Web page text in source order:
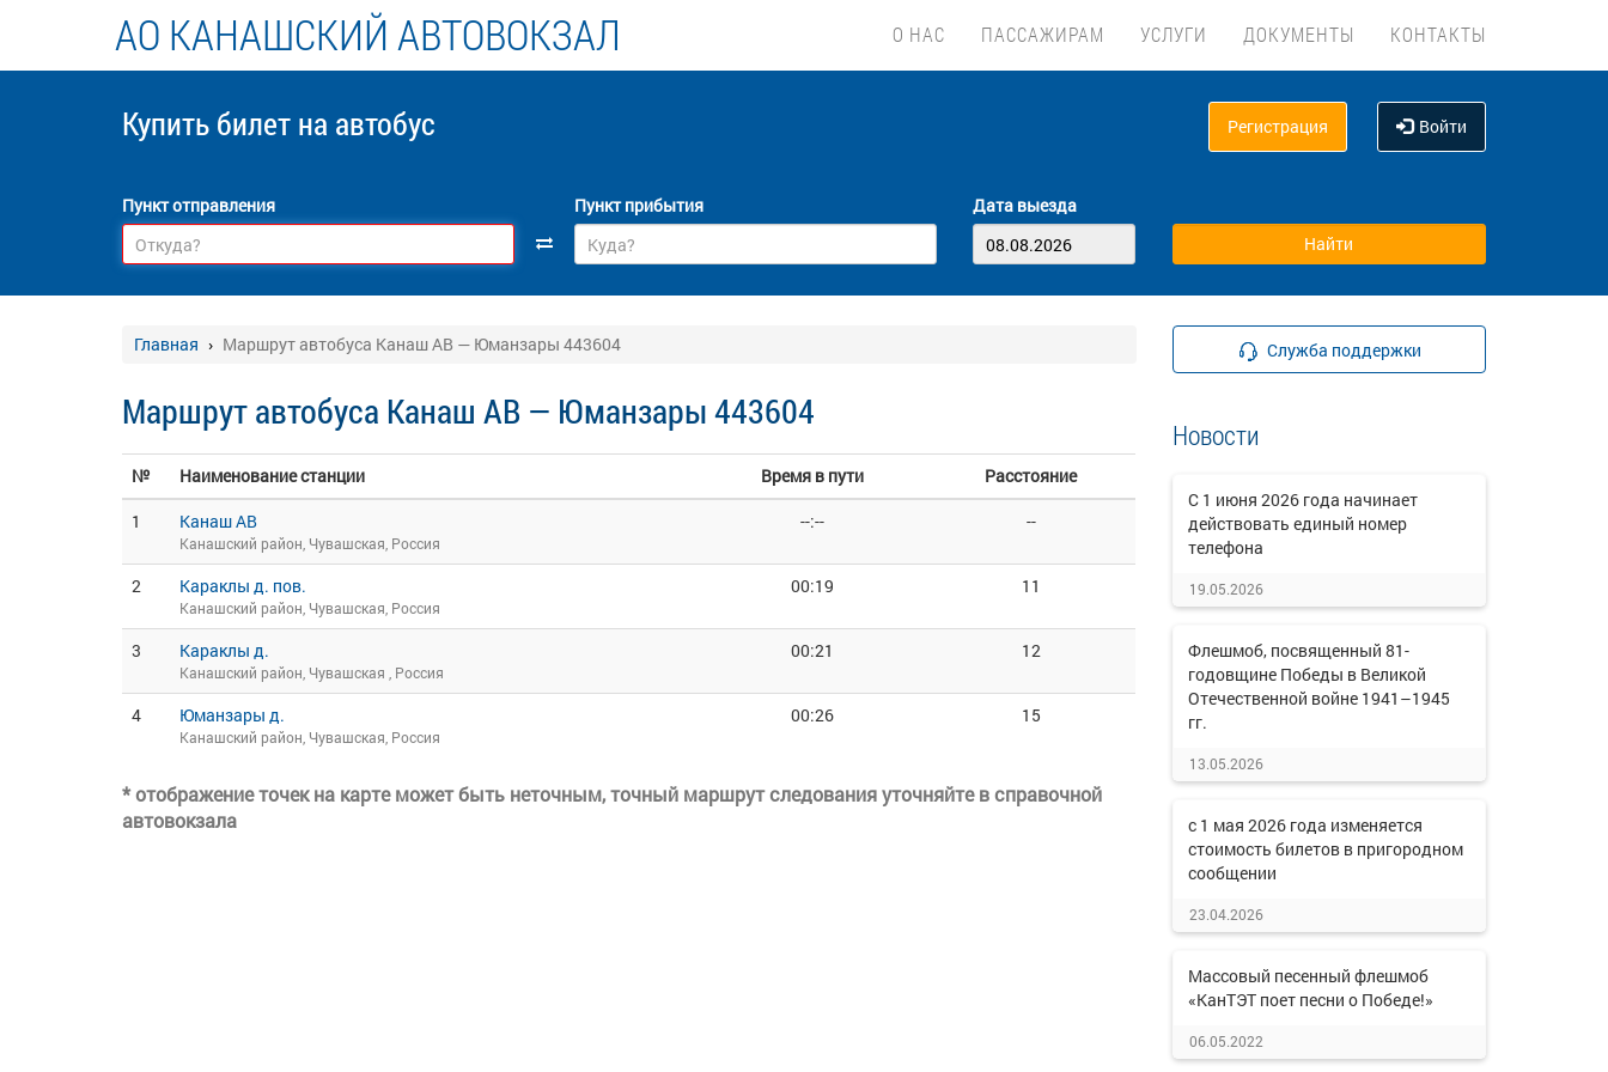
АО КАНАШСКИЙ АВТОВОКЗАЛ О НАС ПАССАЖИРАМ УСЛУГИ ДОКУМЕНТЫ КОНТАКТЫ
Купить билет на автобус Регистрация Войти
Пункт отправления Пункт прибытия Дата выезда
Главная Маршрут автобуса Канаш АВ — Юманзары 443604
Маршрут автобуса Канаш АВ — Юманзары 443604
№ Наименование станции Время в пути
Расстояние
1
Канаш АВ
Канашский район, Чувашская, Россия
--:-- --
2 Караклы д. пов.
Канашский район, Чувашская, Россия
00:19 11
3 Караклы д.
Канашский район, Чувашская , Россия
00:21 12
4 Юманзары д.
Канашский район, Чувашская, Россия
00:26 15
* отображение точек на карте может быть неточным, точный маршрут следования уточняйте в справочной
автовокзала
Служба поддержки
Новости
C 1 июня 2026 года начинает
действовать единый номер
телефона
19.05.2026
Флешмоб, посвященный 81-
годовщине Победы в Великой
Отечественной войне 1941–1945
гг.
13.05.2026
с 1 мая 2026 года изменяется
стоимость билетов в пригородном
сообщении
23.04.2026
Массовый песенный флешмоб
«КанТЭТ поет песни о Победе!»
06.05.2022